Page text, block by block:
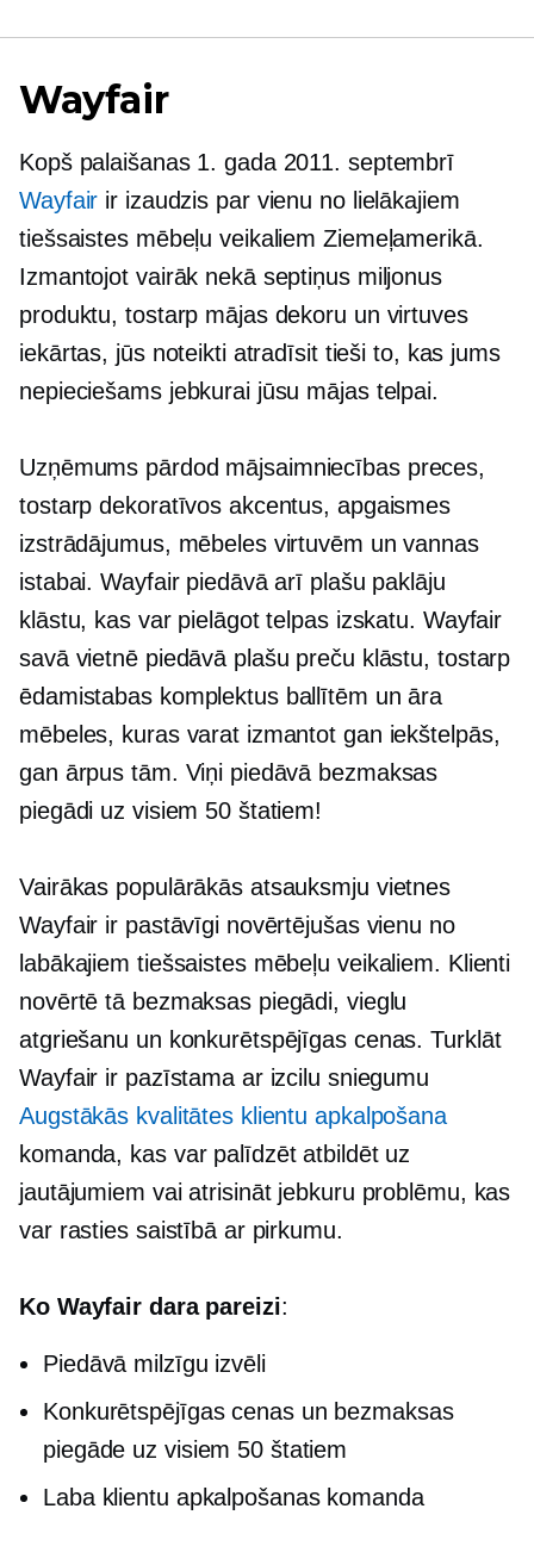
Wayfair
Kopš palaišanas 1. gada 2011. septembrī
Wayfair ir izaudzis par vienu no lielākajiem
tiešsaistes mēbeļu veikaliem Ziemeļamerikā.
Izmantojot vairāk nekā septiņus miljonus
produktu, tostarp mājas dekoru un virtuves
iekārtas, jūs noteikti atradīsit tieši to, kas jums
nepieciešams jebkurai jūsu mājas telpai.
Uzņēmums pārdod mājsaimniecības preces,
tostarp dekoratīvos akcentus, apgaismes
izstrādājumus, mēbeles virtuvēm un vannas
istabai. Wayfair piedāvā arī plašu paklāju
klāstu, kas var pielāgot telpas izskatu. Wayfair
savā vietnē piedāvā plašu preču klāstu, tostarp
ēdamistabas komplektus ballītēm un āra
mēbeles, kuras varat izmantot gan iekštelpās,
gan ārpus tām. Viņi piedāvā bezmaksas
piegādi uz visiem 50 štatiem!
Vairākas populārākās atsauksmju vietnes
Wayfair ir pastāvīgi novērtējušas vienu no
labākajiem tiešsaistes mēbeļu veikaliem. Klienti
novērtē tā bezmaksas piegādi, vieglu
atgriešanu un konkurētspējīgas cenas. Turklāt
Wayfair ir pazīstama ar izcilu sniegumu
Augstākās kvalitātes klientu apkalpošana
komanda, kas var palīdzēt atbildēt uz
jautājumiem vai atrisināt jebkuru problēmu, kas
var rasties saistībā ar pirkumu.
Ko Wayfair dara pareizi:
Piedāvā milzīgu izvēli
Konkurētspējīgas cenas un bezmaksas
piegāde uz visiem 50 štatiem
Laba klientu apkalpošanas komanda